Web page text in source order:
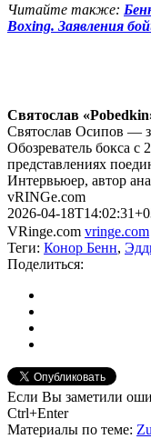
Читайте также:
Boxing. Заявления
Святослав
Святослав Осипов —
Обозреватель бокса с
представлениях
Интервьюер, автор
vRINGe.com
2026-04-
VRinge.com vringe.com
Теги: Конор Бенн,
Поделиться:
Если Вы заметили
Ctrl+Enter
Материалы по теме: